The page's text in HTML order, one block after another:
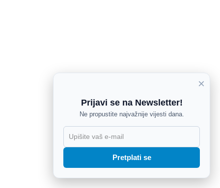
×
Prijavi se na Newsletter!
Ne propustite najvažnije vijesti dana.
Pretplati se